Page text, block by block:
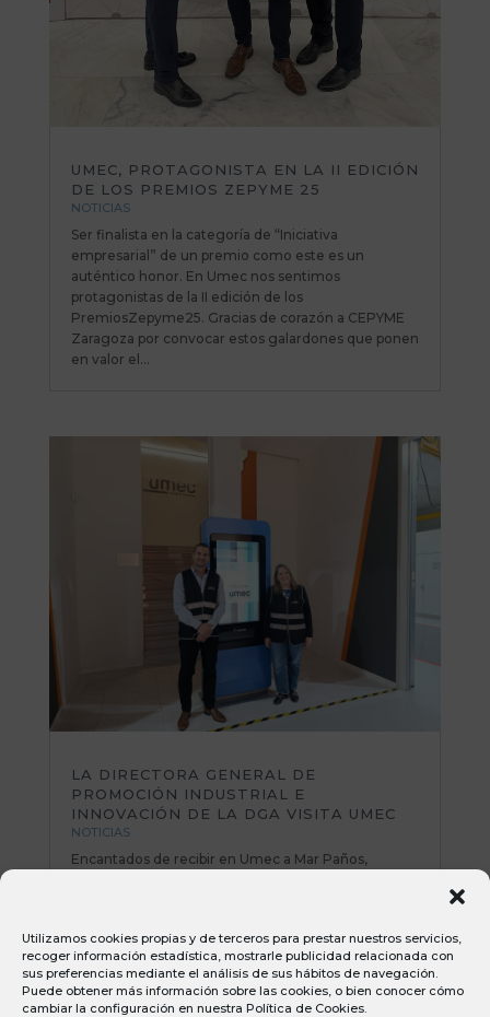
Utilizamos cookies propias y de terceros para prestar nuestros servicios,
recoger información estadística, mostrarle publicidad relacionada con
sus preferencias mediante el análisis de sus hábitos de navegación.
Puede obtener más información sobre las cookies, o bien conocer cómo
cambiar la configuración en nuestra Política de Cookies.
UMEC, PROTAGONISTA EN LA II EDICIÓN
DE LOS PREMIOS ZEPYME 25
NOTICIAS
Ser finalista en la categoría de “Iniciativa
empresarial” de un premio como este es un
auténtico honor. En Umec nos sentimos
protagonistas de la II edición de los
PremiosZepyme25. Gracias de corazón a CEPYME
Zaragoza por convocar estos galardones que ponen
en valor el...
LA DIRECTORA GENERAL DE
PROMOCIÓN INDUSTRIAL E
INNOVACIÓN DE LA DGA VISITA UMEC
NOTICIAS
Encantados de recibir en Umec a Mar Paños,
poniendo sobre la mesa nuevas iniciativas e ideas
muy interesantes. Todo el equipo Umec...